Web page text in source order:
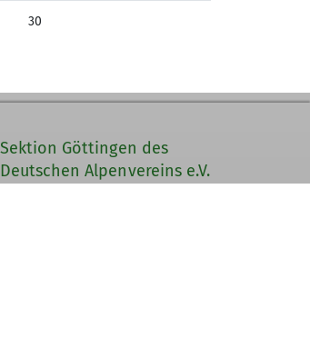
Sektion Göttingen des
Deutschen Alpenvereins e.V.
30